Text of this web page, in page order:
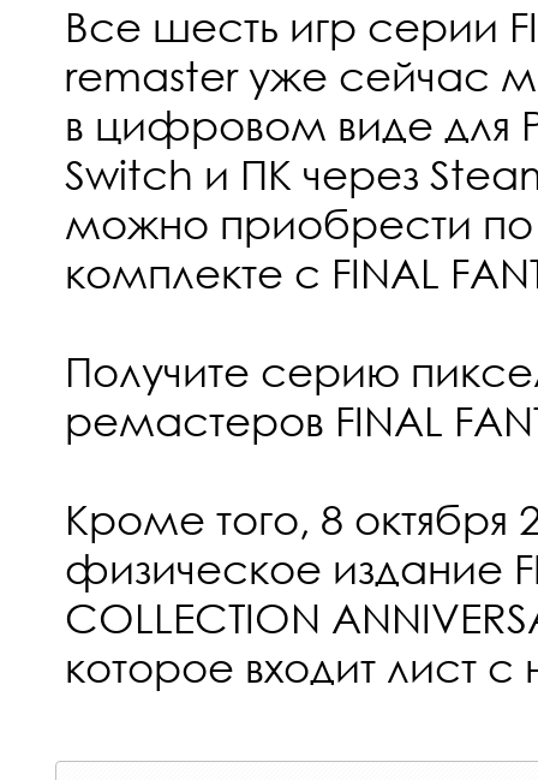
Все шесть игр серии
remaster уже сейчас
в цифровом виде для
Switch и ПК через
можно приобрести по
комплекте с FINAL
Получите серию
ремастеров FINAL
Кроме того, 8 октября
физическое издание
COLLECTION
которое входит лист